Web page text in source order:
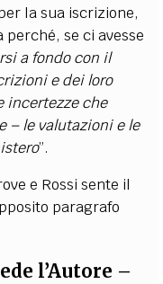
la sua iscrizione,
se ci avesse
a fondo con il
e dei loro
incertezze che
– le valutazioni e le
”.
e Rossi sente il
paragrafo
l’Autore –